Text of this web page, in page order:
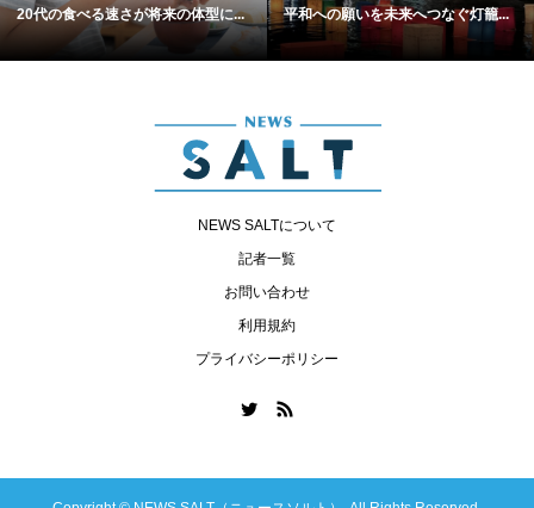
20代の食べる速さが将来の体型に... 平和への願いを未来へつなぐ灯籠...
NEWS SALTについて
記者一覧
お問い合わせ
利用規約
プライバシーポリシー